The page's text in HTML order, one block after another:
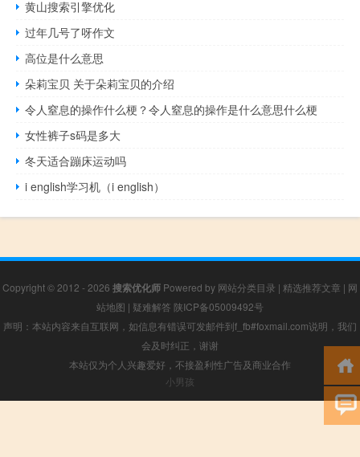
黄山搜索引擎优化
过年几号了呀作文
高位是什么意思
朵莉宝贝 关于朵莉宝贝的介绍
令人窒息的操作什么梗？令人窒息的操作是什么意思什么梗
女性裤子s码是多大
冬天适合蹦床运动吗
i english学习机（i english）
Copyright © 2012 - 2026 搜索优化师 Powered by 网站分类目录 | 精选推荐文章 | 网
站地图 | 疑难解答 陕ICP备05009492号
声明：本站内容来自互联网，如信息有错误可发邮件到f_fb#foxmail.com说明，我们
会及时纠正，谢谢
本站仅为个人兴趣爱好，不接盈利性广告及商业合作
小男孩